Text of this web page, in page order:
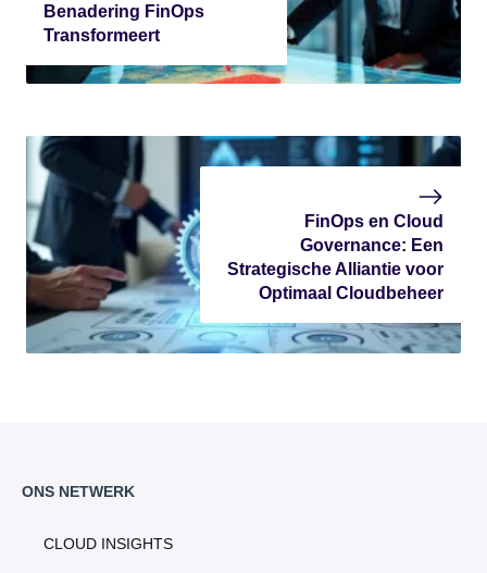
Benadering FinOps
Transformeert
FinOps en Cloud
Governance: Een
Strategische Alliantie voor
Optimaal Cloudbeheer
ONS NETWERK
CLOUD INSIGHTS